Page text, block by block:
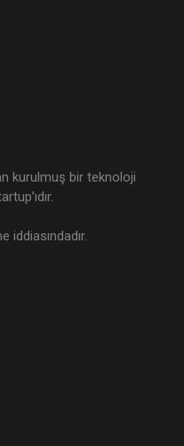
kurulmuş bir teknoloji
iddiasındadır.